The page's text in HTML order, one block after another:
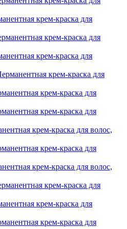
крем-краска для
крем-краска для
крем-краска для
крем-краска для волос,
крем-краска для волос,
крем-краска для